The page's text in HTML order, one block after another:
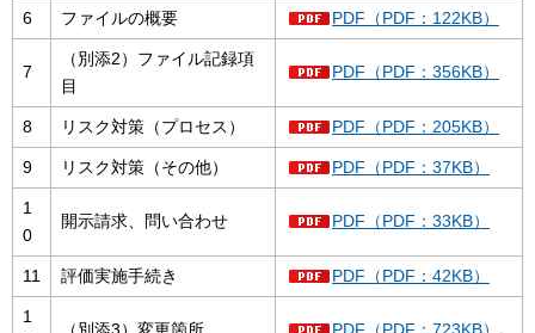
6 ファイルの概要 PDF（PDF：122KB）
7
（別添2）ファイル記録項
目
PDF（PDF：356KB）
8 リスク対策（プロセス） PDF（PDF：205KB）
9 リスク対策（その他） PDF（PDF：37KB）
1
0
開示請求、問い合わせ PDF（PDF：33KB）
11 評価実施手続き PDF（PDF：42KB）
1